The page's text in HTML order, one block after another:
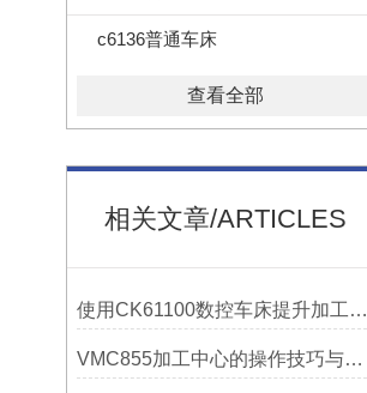
c6136普通车床
查看全部
相关文章/ARTICLES
使用CK61100数控车床提升加工精度的方法
VMC855加工中心的操作技巧与维护指南